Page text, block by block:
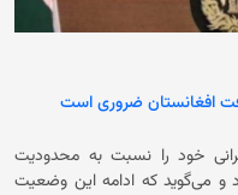
برگزار شود. تا اکنون معلوم نیست که سران حکومت
افغانستان ضروری است
خود را نسبت به محدودیت
و می‌گوید که ادامه این وضعیت